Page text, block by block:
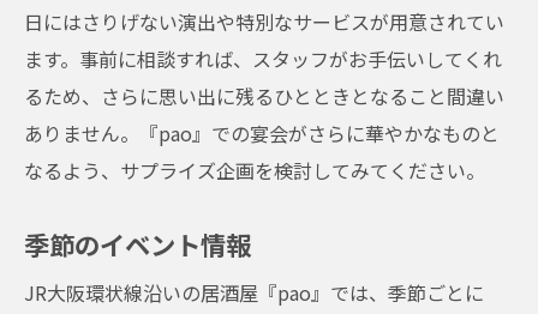
日にはさりげない演出や特別なサービスが用意されてい
ます。事前に相談すれば、スタッフがお手伝いしてくれ
るため、さらに思い出に残るひとときとなること間違い
ありません。『pao』での宴会がさらに華やかなものと
なるよう、サプライズ企画を検討してみてください。
季節のイベント情報
JR大阪環状線沿いの居酒屋『pao』では、季節ごとに